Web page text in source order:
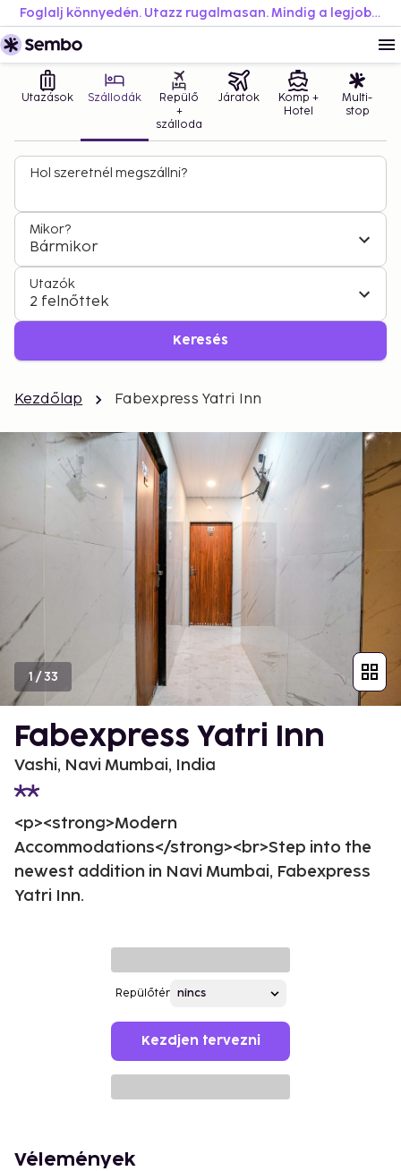
Foglalj könnyedén. Utazz rugalmasan. Mindig a legjobb áron.
Utazások Szállodák
Repülő
+
szálloda
Járatok
Komp +
Hotel
Multi-
stop
Hol szeretnél megszállni?
Mikor?
Bármikor
Utazók
2 felnőttek
Keresés
Kezdőlap Fabexpress Yatri Inn
1 /33
Fabexpress Yatri Inn
Vashi, Navi Mumbai, India
<p><strong>Modern
Accommodations</strong><br>Step into the
newest addition in Navi Mumbai, Fabexpress
Yatri Inn.
Repülőtér
Kezdjen tervezni
Vélemények